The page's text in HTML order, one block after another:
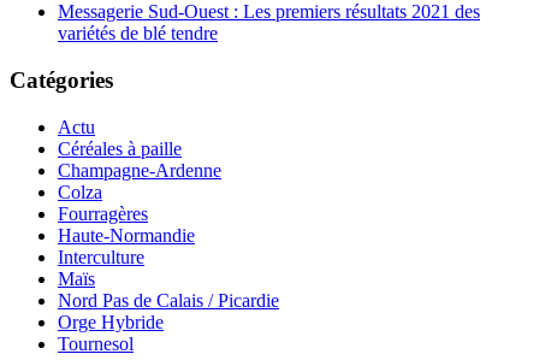
Messagerie Sud-Ouest : Les premiers résultats 2021 des
variétés de blé tendre
Catégories
Actu
Céréales à paille
Champagne-Ardenne
Colza
Fourragères
Haute-Normandie
Interculture
Maïs
Nord Pas de Calais / Picardie
Orge Hybride
Tournesol